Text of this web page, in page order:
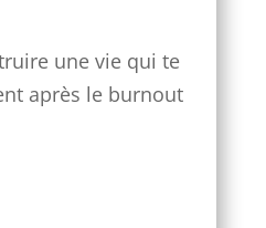
une vie qui te
après le burnout